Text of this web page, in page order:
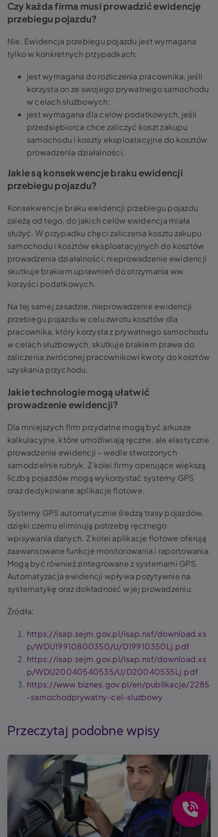
Czy każda firma musi prowadzić ewidencję
przebiegu pojazdu?
Nie. Ewidencja przebiegu pojazdu jest wymagana
tylko w konkretnych przypadkach:
jest wymagana do rozliczenia pracownika, jeśli
korzysta on ze swojego prywatnego samochodu
w celach służbowych;
jest wymagana dla celów podatkowych, jeśli
przedsiębiorca chce zaliczyć koszt zakupu
samochodu i koszty eksploatacyjne do kosztów
prowadzenia działalności.
Jakie są konsekwencje braku ewidencji
przebiegu pojazdu?
Konsekwencje braku ewidencji przebiegu pojazdu
zależą od tego, do jakich celów ewidencja miała
służyć. W przypadku chęci zaliczenia kosztu zakupu
samochodu i kosztów eksploatacyjnych do kosztów
prowadzenia działalności, nieprowadzenie ewidencji
skutkuje brakiem uprawnień do otrzymania ww.
korzyści podatkowych.
Na tej samej zasadzie, nieprowadzenie ewidencji
przebiegu pojazdu w celu zwrotu kosztów dla
pracownika, który korzysta z prywatnego samochodu
w celach służbowych, skutkuje brakiem prawa do
zaliczenia zwróconej pracownikowi kwoty do kosztów
uzyskania przychodu.
Jakie technologie mogą ułatwić
prowadzenie ewidencji?
Dla mniejszych firm przydatne mogą być arkusze
kalkulacyjne, które umożliwiają ręczne, ale elastyczne
prowadzenie ewidencji – wedle stworzonych
samodzielnie rubryk. Z kolei firmy operujące większą
liczbą pojazdów mogą wykorzystać systemy GPS
oraz dedykowane aplikacje flotowe.
Systemy GPS automatycznie śledzą trasy pojazdów,
dzięki czemu eliminują potrzebę ręcznego
wpisywania danych. Z kolei aplikacje flotowe oferują
zaawansowane funkcje monitorowania i raportowania.
Mogą być również zintegrowane z systemami GPS.
Automatyzacja ewidencji wpływa pozytywnie na
systematykę oraz dokładność w jej prowadzeniu.
Źródła:
https://isap.sejm.gov.pl/isap.nsf/download.xs
p/WDU19910800350/U/D19910350Lj.pdf
https://isap.sejm.gov.pl/isap.nsf/download.xs
p/WDU20040540535/U/D20040535Lj.pdf
https://www.biznes.gov.pl/en/publikacje/2285
-samochodprywatny-cel-sluzbowy
Przeczytaj podobne wpisy